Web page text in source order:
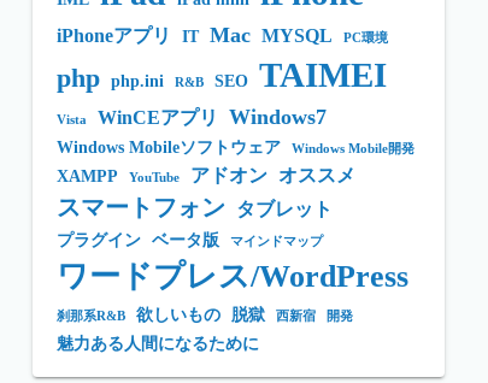
iPhoneアプリ IT Mac MYSQL PC環境
php php.ini R&B SEO TAIMEI
Vista WinCEアプリ Windows7
Windows Mobileソフトウェア Windows Mobile開発
XAMPP YouTube アドオン オススメ
スマートフォン タブレット
プラグイン ベータ版 マインドマップ
ワードプレス/WordPress
刹那系R&B 欲しいもの 脱獄 西新宿 開発
魅力ある人間になるために